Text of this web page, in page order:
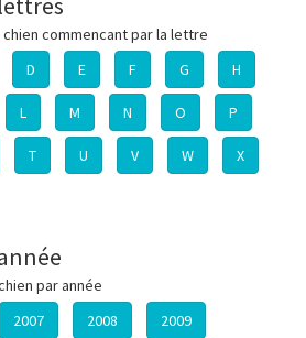
commencant par la lettre
D E F G H
L M N O P
T U V W X
par année
2007 2008 2009